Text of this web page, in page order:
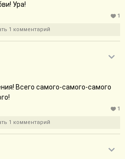
Ура!
1
1 комментарий
Всего самого-самого-самого
1
1 комментарий